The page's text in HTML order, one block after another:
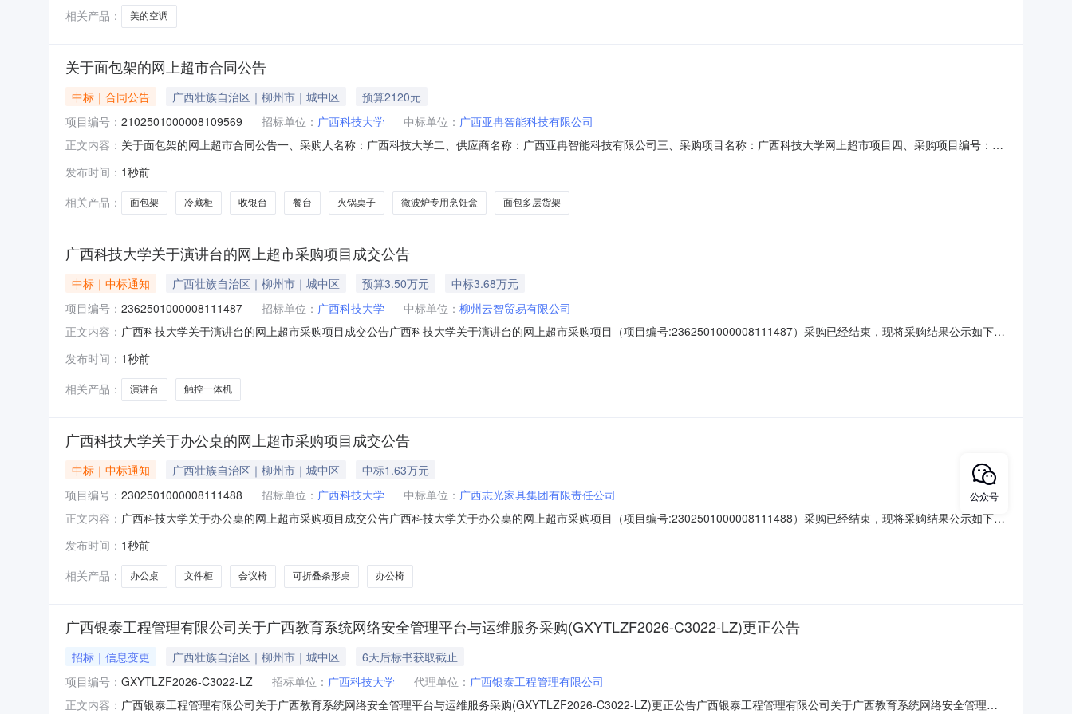
相关产品：
美的空调
关于面包架的网上超市合同公告
中标｜合同公告 广西壮族自治区｜柳州市｜城中区
预算2120元
项目编号： 2102501000008109569 招标单位： 广西科技大学 中标单位： 广西亚冉智能科技有限公司
正文内容： 关于面包架的网上超市合同公告一、采购人名称：广西科技大学二、供应商名称：广西亚冉智能科技有限公司三、采购项目名称：广西科技大学网上超市项目四、采购项目编号：
宽1.5米无品牌面包架个1.0020800208002收银台咖啡店吧台收银台面包店柜台无品牌无型号件1.00235023503国产微波炉专用烹饪盒饭盒机械款20升
发布时间： 1秒前
相关产品：
面包架 冷藏柜 收银台 餐台 火锅桌子 微波炉专用烹饪盒 面包多层货架
广西科技大学关于演讲台的网上超市采购项目成交公告
中标｜中标通知 广西壮族自治区｜柳州市｜城中区 预算3.50万元
中标3.68万元
项目编号： 2362501000008111487 招标单位： 广西科技大学 中标单位： 柳州云智贸易有限公司
正文内容： 广西科技大学关于演讲台的网上超市采购项目成交公告广西科技大学关于演讲台的网上超市采购项目（项目编号:2362501000008111487）采购已经结束，现将采购结果公示如下：
购计划文号信息采购计划金额1广西政采[2026]16695号35000.02广西政采[2026]16697号1800.0项目所在行政区划编码:459900项目所在
发布时间： 1秒前
相关产品：
演讲台 触控一体机
广西科技大学关于办公桌的网上超市采购项目成交公告
中标｜中标通知 广西壮族自治区｜柳州市｜城中区
中标1.63万元
项目编号： 2302501000008111488 招标单位： 广西科技大学 中标单位： 广西志光家具集团有限责任公司
正文内容： 广西科技大学关于办公桌的网上超市采购项目成交公告广西科技大学关于办公桌的网上超市采购项目（项目编号:2302501000008111488）采购已经结束，现将采购结果公示如下：
购计划文号信息采购计划金额1广西政采[2026]16700号11400.02广西政采[2026]16706号205.03广西政采[2026]16703号1584.
发布时间： 1秒前
相关产品：
办公桌 文件柜 会议椅 可折叠条形桌 办公椅
广西银泰工程管理有限公司关于广西教育系统网络安全管理平台与运维服务采购(GXYTLZF2026-C3022-LZ)更正公告
招标｜信息变更 广西壮族自治区｜柳州市｜城中区
6天后标书获取截止
项目编号： GXYTLZF2026-C3022-LZ 招标单位： 广西科技大学 代理单位： 广西银泰工程管理有限公司
正文内容： 广西银泰工程管理有限公司关于广西教育系统网络安全管理平台与运维服务采购(GXYTLZF2026-C3022-LZ)更正公告广西银泰工程管理有限公司关于广西教育系统网络安全管理平
公众号